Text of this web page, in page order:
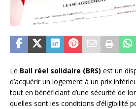
Le Bail réel solidaire (BRS) est un
d’acquérir un logement à un prix
tout en bénéficiant d’une sécurité de
quelles sont les conditions d’éligibilité